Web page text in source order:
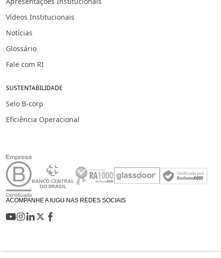
Vídeos Institucionais
Notícias
Glossário
Fale com RI
SUSTENTABILIDADE
Selo B-corp
Eficiência Operacional
ACOMPANHE A IUGU NAS REDES SOCIAIS